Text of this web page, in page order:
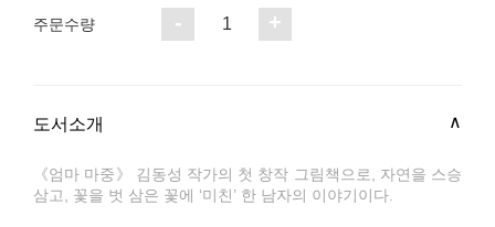
주문수량 - 1 +
도서소개
《엄마 마중》 김동성 작가의 첫 창작 그림책으로, 자연을 스승
삼고, 꽃을 벗 삼은 꽃에 ‘미친’ 한 남자의 이야기이다.